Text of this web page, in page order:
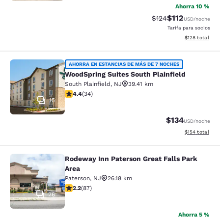
Ahorra 10 %
Tarifa tachada:
$124Tarifa reducida:
$112USD/noche
Tarifa para socios
Ver detalles
$128 total
WoodSpring Suites South Plainfield
15
AHORRA EN ESTANCIAS DE MÁS DE 7 NOCHES
WoodSpring Suites South Plainfield
South Plainfield, NJ
39.41 km
Calificación de 4.38 estrellas. Excelente. 34 reseñas
4.4(34)
$134USD/noche
Ver detalles
$154 total
Rodeway Inn Paterson Great Falls
26
Rodeway Inn Paterson Great Falls Park
Area
Paterson, NJ
26.18 km
Calificación de 2.18 estrellas. Razonable. 87 reseñas
2.2(87)
Ahorra 5 %